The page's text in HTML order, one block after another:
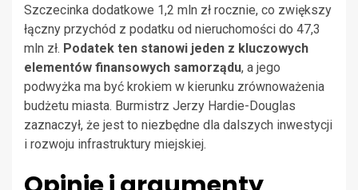
Szczecinka dodatkowe 1,2 mln zł rocznie, co zwiększy
łączny przychód z podatku od nieruchomości do 47,3
mln zł. Podatek ten stanowi jeden z kluczowych
elementów finansowych samorządu, a jego
podwyżka ma być krokiem w kierunku zrównoważenia
budżetu miasta. Burmistrz Jerzy Hardie-Douglas
zaznaczył, że jest to niezbędne dla dalszych inwestycji
i rozwoju infrastruktury miejskiej.